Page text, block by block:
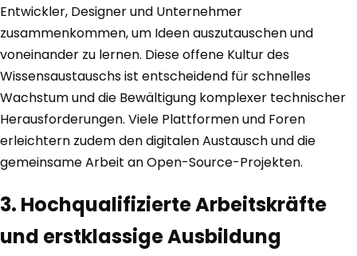
Entwickler, Designer und Unternehmer
zusammenkommen, um Ideen auszutauschen und
voneinander zu lernen. Diese offene Kultur des
Wissensaustauschs ist entscheidend für schnelles
Wachstum und die Bewältigung komplexer technischer
Herausforderungen. Viele Plattformen und Foren
erleichtern zudem den digitalen Austausch und die
gemeinsame Arbeit an Open-Source-Projekten.
3. Hochqualifizierte Arbeitskräfte
und erstklassige Ausbildung